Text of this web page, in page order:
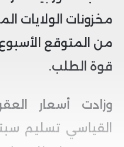
مخزونات الولايات
من المتوقع
قوة الطلب.
وزادت أسعار